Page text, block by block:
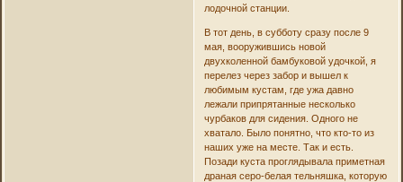
лодочной станции.
В тот день, в субботу сразу после 9
мая, вооружившись новой
двухколенной бамбуковой удочкой, я
перелез через забор и вышел к
любимым кустам, где ужа давно
лежали припрятанные несколько
чурбаков для сидения. Одного не
хватало. Было понятно, что кто-то из
наших уже на месте. Так и есть.
Позади куста проглядывала приметная
драная серо-белая тельняшка, которую